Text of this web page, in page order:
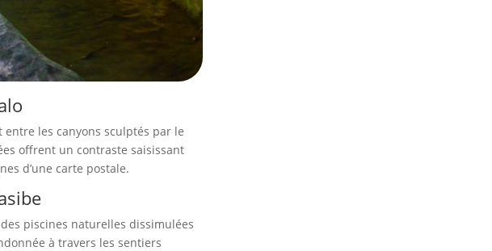
les canyons sculptés par le
offrent un contraste saisissant
d’une carte postale.
piscines naturelles dissimulées
à travers les sentiers